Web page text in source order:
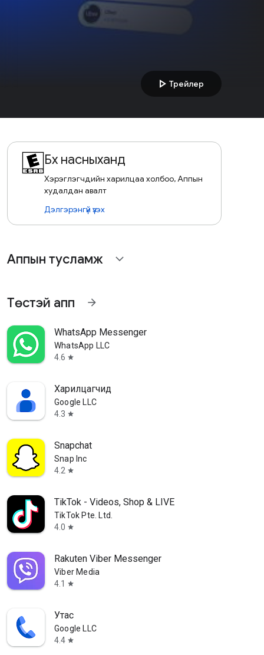
play_arrow Трейлер
Бүх насныханд
Хэрэглэгчдийн харилцаа холбоо, Аппын
худалдан авалт
Дэлгэрэнгүй үзэх
Аппын тусламж expand_more
Төстэй апп arrow_forward
WhatsApp Messenger
WhatsApp LLC
4.6 star
Харилцагчид
Google LLC
4.3 star
Snapchat
Snap Inc
4.2 star
TikTok - Videos, Shop & LIVE
TikTok Pte. Ltd.
4.0 star
Rakuten Viber Messenger
Viber Media
4.1
star
Утас
Google LLC
4.4 star